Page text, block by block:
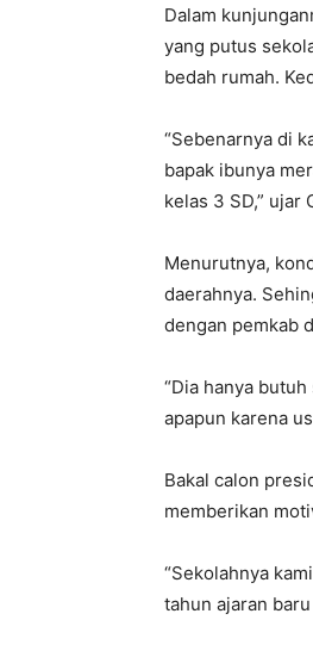
Dalam
yang putus
bedah rumah.
“Sebenarnya di
bapak ibunya
kelas 3 SD,” ujar
Menurutnya,
daerahnya.
dengan pemkab
“Dia hanya
apapun karena
Bakal calon
memberikan
“Sekolahnya
tahun ajaran